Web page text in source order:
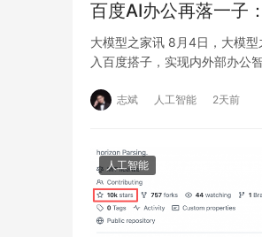
百度AI办公再落一子
大模型之家讯 8月4日，大模
入百度搭子，实现内外部办公
志斌 人工智能 2天前
人工智能